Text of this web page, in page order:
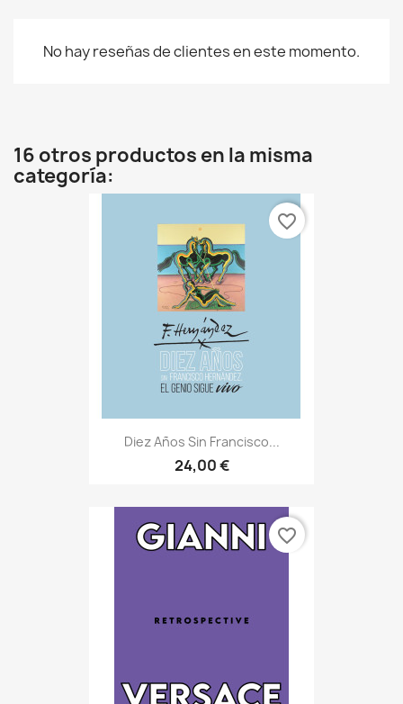
No hay reseñas de clientes en este momento.
16 otros productos en la misma
categoría:
Diez Años Sin Francisco...
24,00 €
favorite_border
favorite_border